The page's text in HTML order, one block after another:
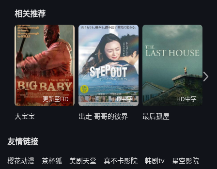
相关推荐
更新至HD
大宝宝
HD中字
出走 哥哥的彼界
HD中字
最后孤屋
友情链接
樱花动漫 茶杯狐 美剧天堂 真不卡影院 韩剧tv 星空影院